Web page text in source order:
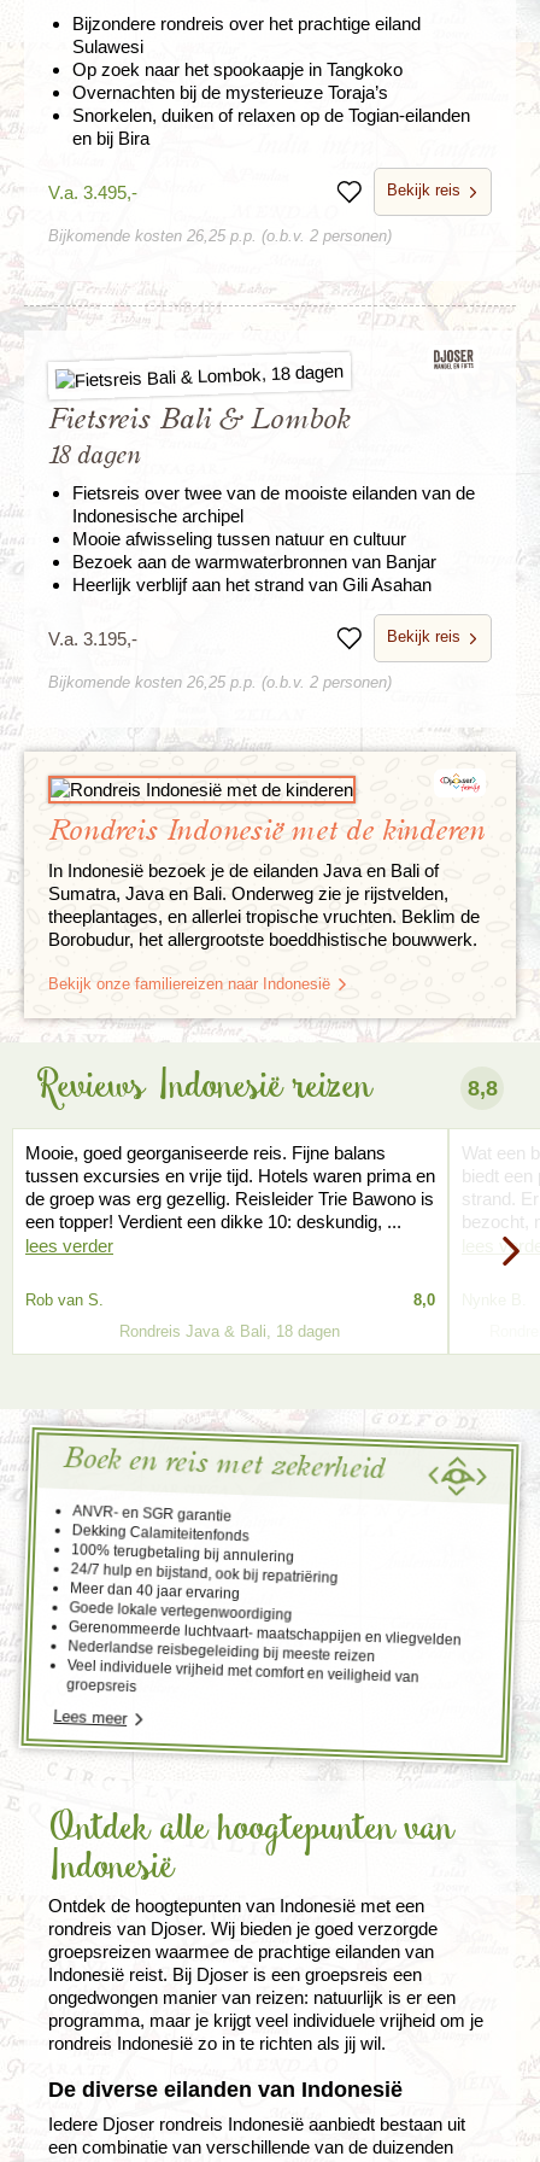
Bijzondere rondreis over het prachtige eiland
Sulawesi
Op zoek naar het spookaapje in Tangkoko
Overnachten bij de mysterieuze Toraja’s
Snorkelen, duiken of relaxen op de Togian-eilanden
en bij Bira
V.a. 3.495,- BewarenBekijk reis
Bijkomende kosten 26,25 p.p. (o.b.v. 2 personen)
Fietsreis Bali & Lombok
18 dagen
Fietsreis over twee van de mooiste eilanden van de
Indonesische archipel
Mooie afwisseling tussen natuur en cultuur
Bezoek aan de warmwaterbronnen van Banjar
Heerlijk verblijf aan het strand van Gili Asahan
V.a. 3.195,- BewarenBekijk reis
Bijkomende kosten 26,25 p.p. (o.b.v. 2 personen)
Rondreis Indonesië met de kinderen
In Indonesië bezoek je de eilanden Java en Bali of
Sumatra, Java en Bali. Onderweg zie je rijstvelden,
theeplantages, en allerlei tropische vruchten. Beklim de
Borobudur, het allergrootste boeddhistische bouwwerk.
Bekijk onze familiereizen naar Indonesië
Reviews Indonesië reizen 8,8
Mooie, goed georganiseerde reis. Fijne balans
tussen excursies en vrije tijd. Hotels waren prima en
de groep was erg gezellig. Reisleider Trie Bawono is
een topper! Verdient een dikke 10: deskundig, ...
lees verder
Rob van S.
8,0
Rondreis Java & Bali, 18 dagen
Wat een
biedt een
strand.
bezocht,
lees
Boek en reis met zekerheid
ANVR- en SGR garantie
Dekking Calamiteitenfonds
100% terugbetaling bij annulering
24/7 hulp en bijstand, ook bij repatriëring
Meer dan 40 jaar ervaring
Goede lokale vertegenwoordiging
Gerenommeerde luchtvaart- maatschappijen en vliegvelden
Nederlandse reisbegeleiding bij meeste reizen
Veel individuele vrijheid met comfort en veiligheid van
groepsreis
Lees meer
Ontdek alle hoogtepunten van
Indonesië
Ontdek de hoogtepunten van Indonesië met een
rondreis van Djoser. Wij bieden je goed verzorgde
groepsreizen waarmee de prachtige eilanden van
Indonesië reist. Bij Djoser is een groepsreis een
ongedwongen manier van reizen: natuurlijk is er een
programma, maar je krijgt veel individuele vrijheid om je
rondreis Indonesië zo in te richten als jij wil.
De diverse eilanden van Indonesië
Iedere Djoser rondreis Indonesië aanbiedt bestaan uit
een combinatie van verschillende van de duizenden